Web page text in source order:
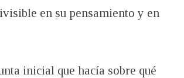
en su pensamiento y en
inicial que hacía sobre qué